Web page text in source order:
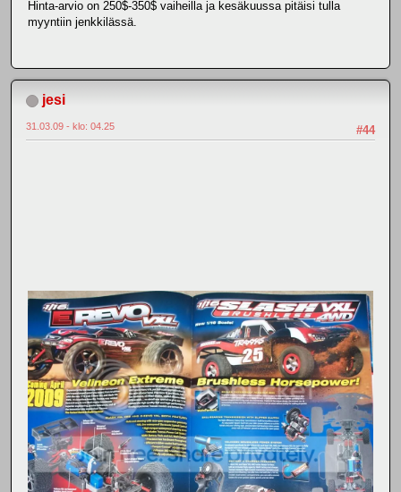
Hinta-arvio on 250$-350$ vaiheilla ja kesäkuussa pitäisi tulla
myyntiin jenkkilässä.
jesi
#44
31.03.09 - klo: 04.25